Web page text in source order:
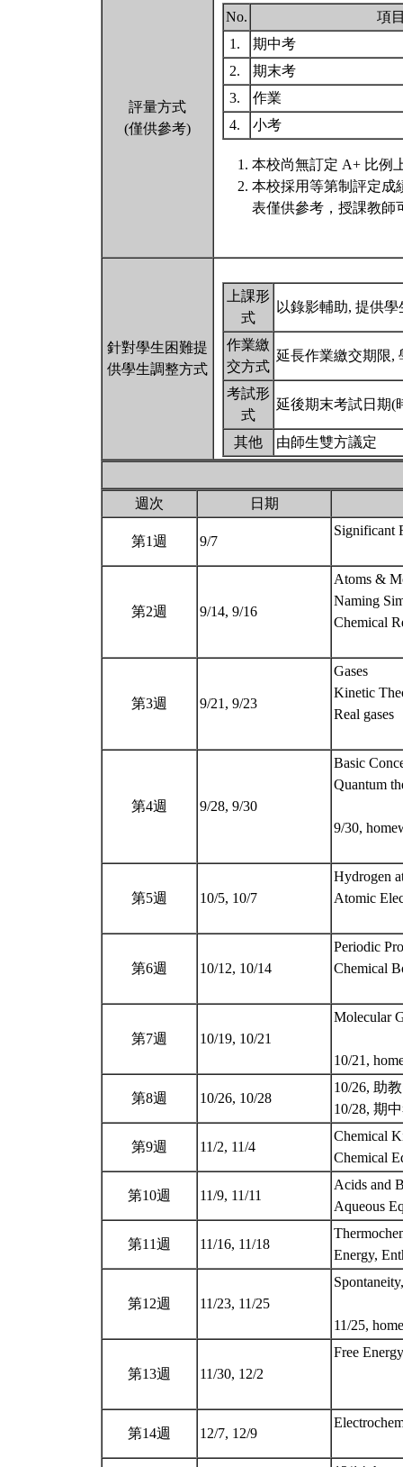
評量方式
(僅供參考)
No.
項
1.
期中考
2.
期末考
3.
作業
4.
小考
本校尚無訂定 A+ 比例
本校採用等第制評定成
表僅供參考，授課教師
針對學生困難提
供學生調整方式
上課形
式
以錄影輔助, 提供
作業繳
交方式
延長作業繳交期限,
考試形
式
延後期末考試日期(
其他 由師生雙方議定
週次 日期
第1週 9/7
Significant
第2週 9/14, 9/16
Atoms &
Naming
Chemical
第3週 9/21, 9/23
Gases
Kinetic
Real gases
第4週 9/28, 9/30
Basic
Quantum
9/30,
第5週 10/5, 10/7
Hydrogen
Atomic
第6週 10/12, 10/14
Periodic
Chemical
第7週 10/19, 10/21
Molecular
10/21,
第8週 10/26, 10/28
10/26, 助
10/28, 期
第9週 11/2, 11/4
Chemical
Chemical
第10週 11/9, 11/11
Acids and
Aqueous
第11週 11/16, 11/18
Energy,
第12週 11/23, 11/25
11/25,
第13週 11/30, 12/2
Free
第14週 12/7, 12/9